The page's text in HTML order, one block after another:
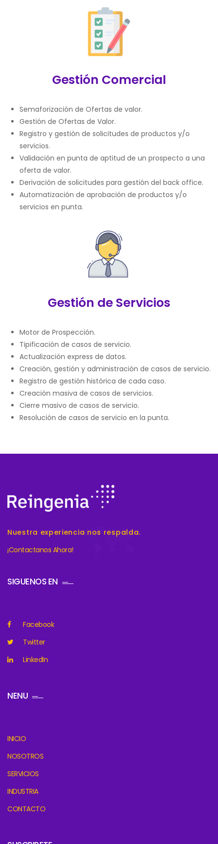
Gestión Comercial
Semaforización de Ofertas de valor.
Gestión de Ofertas de Valor.
Registro y gestión de solicitudes de productos y/o
servicios.
Validación en punta de aptitud de un prospecto a una
oferta de valor.
Derivación de solicitudes para gestión del back office.
Automatización de aprobación de productos y/o
servicios en punta.
Gestión de Servicios
Motor de Prospección.
Tipificación de casos de servicio.
Actualización express de datos.
Creación, gestión y administración de casos de servicio.
Registro de gestión histórica de cada caso.
Creación masiva de casos de servicios.
Cierre masivo de casos de servicio.
Resolución de casos de servicio en la punta.
Nuestra experiencia nos respalda.
¡Contactanos Ahora!
SIGUENOS EN
Facebook
Twitter
LinkedIn
NENU
INICIO
NOSOTROS
SERVICIOS
INDUSTRIA
CONTACTO